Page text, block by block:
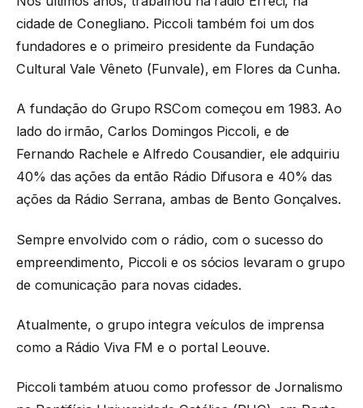
cidade de Conegliano. Piccoli também foi um dos
fundadores e o primeiro presidente da Fundação
Cultural Vale Vêneto (Funvale), em Flores da Cunha.
A fundação do Grupo RSCom começou em 1983. Ao
lado do irmão, Carlos Domingos Piccoli, e de
Fernando Rachele e Alfredo Cousandier, ele adquiriu
40% das ações da então Rádio Difusora e 40% das
ações da Rádio Serrana, ambas de Bento Gonçalves.
Sempre envolvido com o rádio, com o sucesso do
empreendimento, Piccoli e os sócios levaram o grupo
de comunicação para novas cidades.
Atualmente, o grupo integra veículos de imprensa
como a Rádio Viva FM e o portal Leouve.
Piccoli também atuou como professor de Jornalismo